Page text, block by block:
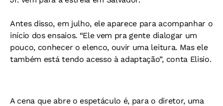
Antes disso, em julho, ele aparece para acompanhar o
início dos ensaios. “Ele vem pra gente dialogar um
pouco, conhecer o elenco, ouvir uma leitura. Mas ele
também está tendo acesso à adaptação”, conta Elisio.
A cena que abre o espetáculo é, para o diretor, uma